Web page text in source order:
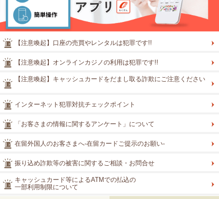
【注意喚起】口座の売買やレンタルは犯罪です!!
【注意喚起】オンラインカジノの利用は犯罪です!!
【注意喚起】キャッシュカードをだまし取る詐欺にご注意ください
インターネット犯罪対抗チェックポイント
「お客さまの情報に関するアンケート」について
在留外国人のお客さまへ-在留カードご提示のお願い-
振り込め詐欺等の被害に関するご相談・お問合せ
キャッシュカード等によるATMでの払込の
一部利用制限について